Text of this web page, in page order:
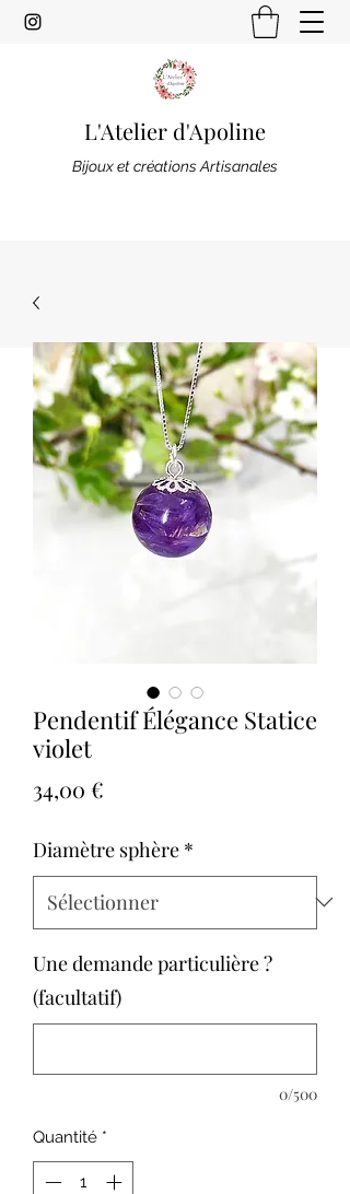
L'Atelier d'Apoline
Bijoux et créations Artisanales
Pendentif Élégance Statice
violet
34,00 €
Diamètre sphère *
Une demande particulière ?
(facultatif)
0/500
Quantité *